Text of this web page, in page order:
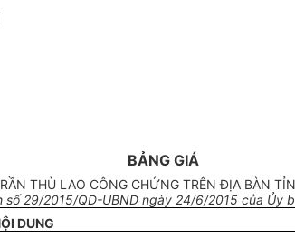
BẢNG GIÁ
THÙ LAO CÔNG CHỨNG TRÊN ĐỊA BÀN
số 29/2015/QD-UBND ngày 24/6/2015 của Ủy
DUNG